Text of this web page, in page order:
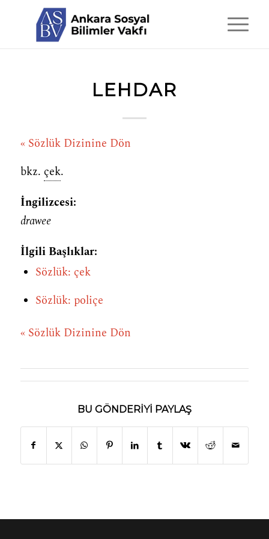
LEHDAR
« Sözlük Dizinine Dön
bkz. çek.
İngilizcesi:
drawee
İlgili Başlıklar:
Sözlük: çek
Sözlük: poliçe
« Sözlük Dizinine Dön
BU GÖNDERIYI PAYLAŞ